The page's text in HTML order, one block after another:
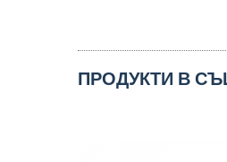
ПРОДУКТИ В